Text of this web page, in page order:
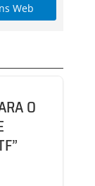
Web
O